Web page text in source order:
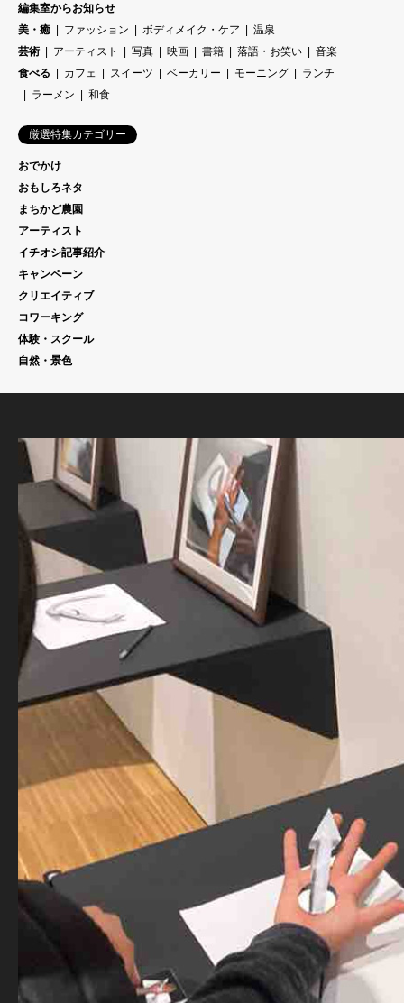
編集室からお知らせ
美・癒
ファッション ボディメイク・ケア
温泉
芸術
アーティスト 写真 映画 書籍 落語・お笑い
音楽
食べる
カフェ スイーツ ベーカリー モーニング
ランチ
ラーメン
和食
厳選特集カテゴリー
おでかけ
おもしろネタ
まちかど農園
アーティスト
イチオシ記事紹介
キャンペーン
クリエイティブ
コワーキング
体験・スクール
自然・景色